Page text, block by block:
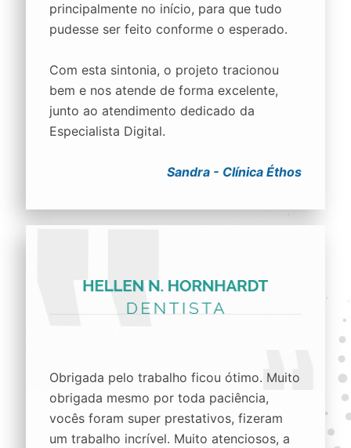
principalmente no início, para que tudo
pudesse ser feito conforme o esperado.
Com esta sintonia, o projeto tracionou
bem e nos atende de forma excelente,
junto ao atendimento dedicado da
Especialista Digital.
Sandra - Clínica Éthos
Obrigada pelo trabalho ficou ótimo. Muito
obrigada mesmo por toda paciência,
vocês foram super prestativos, fizeram
um trabalho incrível. Muito atenciosos, a